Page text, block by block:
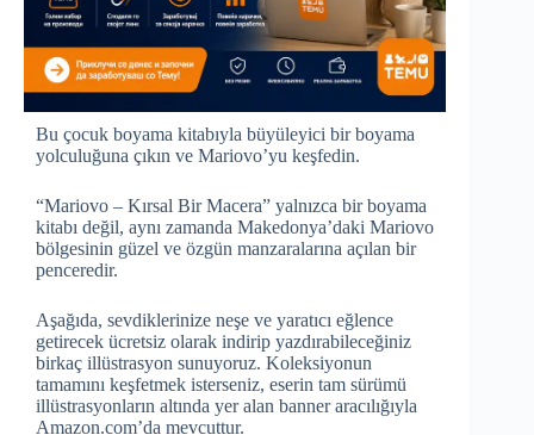
Bu çocuk boyama kitabıyla büyüleyici bir boyama
yolculuğuna çıkın ve Mariovo’yu keşfedin.
“Mariovo – Kırsal Bir Macera” yalnızca bir boyama
kitabı değil, aynı zamanda Makedonya’daki Mariovo
bölgesinin güzel ve özgün manzaralarına açılan bir
penceredir.
Aşağıda, sevdiklerinize neşe ve yaratıcı eğlence
getirecek ücretsiz olarak indirip yazdırabileceğiniz
birkaç illüstrasyon sunuyoruz. Koleksiyonun
tamamını keşfetmek isterseniz, eserin tam sürümü
illüstrasyonların altında yer alan banner aracılığıyla
Amazon.com’da mevcuttur.